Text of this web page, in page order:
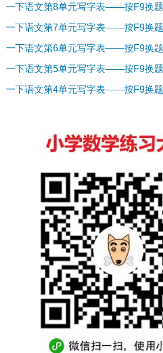
一下语文第8单元写字表——按F9换
一下语文第7单元写字表——按F9换
一下语文第6单元写字表——按F9换
一下语文第5单元写字表——按F9换
一下语文第4单元写字表——按F9换